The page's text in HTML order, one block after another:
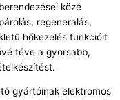
közé
regenerálás,
hőkezelés funkcióit
téve a gyorsabb,
gyártóinak elektromos